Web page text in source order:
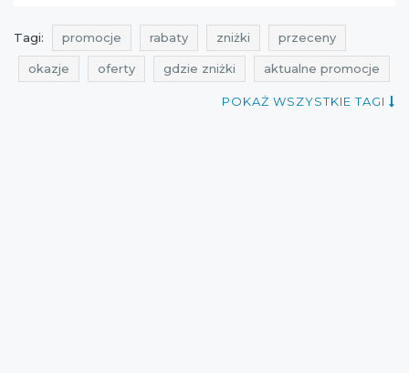
Tagi: promocje rabaty zniżki przeceny
okazje oferty gdzie zniżki aktualne promocje
rabaty czerwiec
POKAŻ WSZYSTKIE TAGI